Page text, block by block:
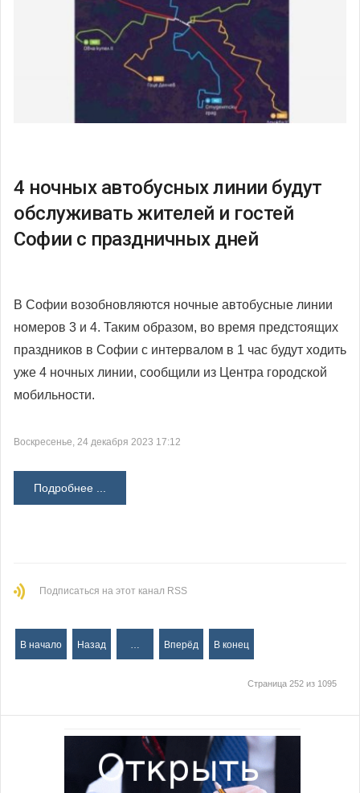
4 ночных автобусных линии будут
обслуживать жителей и гостей
Софии с праздничных дней
В Софии возобновляются ночные автобусные линии
номеров 3 и 4. Таким образом, во время предстоящих
праздников в Софии с интервалом в 1 час будут ходить
уже 4 ночных линии, сообщили из Центра городской
мобильности.
Воскресенье, 24 декабря 2023 17:12
Подробнее ...
Подписаться на этот канал RSS
В начало Назад Вперёд В конец
Страница 252 из 1095